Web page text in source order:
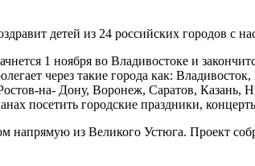
детей из 24 российских городов с
1 ноября во Владивостоке и
через такие города как:
на- Дону, Воронеж, Саратов,
посетить городские праздники,
из Великого Устюга. Проект